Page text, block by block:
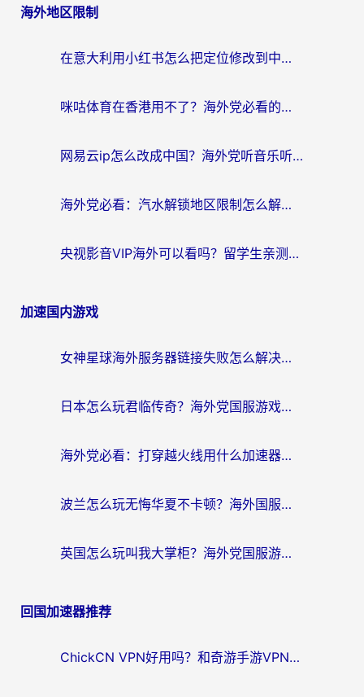
导
海外地区限制
在意大利用小红书怎么把定位修改到中国国内？3个实用技巧+1个靠谱工具帮你搞定
咪咕体育在香港用不了？海外党必看的回国加速器选择指南（附3个真实场景解决方案）
网易云ip怎么改成中国？海外党听音乐听书的无痛解决方案
海外党必看：汽水解锁地区限制怎么解除？3招解决国内影音&生活服务难题
央视影音VIP海外可以看吗？留学生亲测有效的回国加速器选择指南
加速国内游戏
女神星球海外服务器链接失败怎么解决？海外党国服游戏加速避坑指南
日本怎么玩君临传奇？海外党国服游戏加速避坑指南（附菲律宾欧洲玩家实测）
海外党必看：打穿越火线用什么加速器？解决延迟卡顿，还能玩奇妙拼图世界和第五人格
波兰怎么玩无悔华夏不卡顿？海外国服游戏加速器终极指南（附征途2萤火突击解决方案）
英国怎么玩叫我大掌柜？海外党国服游戏加速避坑指南（附实测推荐）
回国加速器推荐
ChickCN VPN好用吗？和奇游手游VPN对比哪个回国效果更好？海外党亲测实用指南